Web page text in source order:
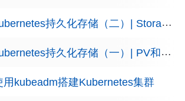
持久化存储（二）| StorageClass的使用
持久化存储（一）| PV和PVC的使用
用kubeadm搭建Kubernetes集群